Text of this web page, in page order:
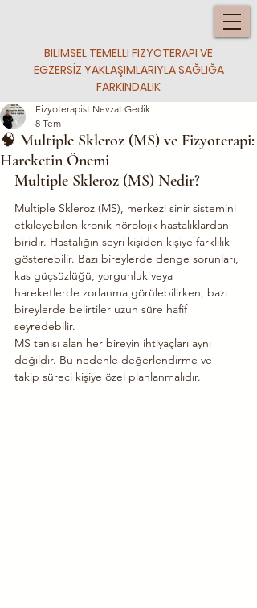
BİLİMSEL TEMELLİ FİZYOTERAPİ VE
EGZERSİZ YAKLAŞIMLARIYLA SAĞLIĞA
FARKINDALIK
🧠 Multiple Skleroz (MS) ve Fizyoterapi:
Hareketin Önemi
Fizyoterapist Nevzat Gedik
8 Tem
Multiple Skleroz (MS) Nedir?
Multiple Skleroz (MS), merkezi sinir sistemini
etkileyebilen kronik nörolojik hastalıklardan
biridir. Hastalığın seyri kişiden kişiye farklılık
gösterebilir. Bazı bireylerde denge sorunları,
kas güçsüzlüğü, yorgunluk veya
hareketlerde zorlanma görülebilirken, bazı
bireylerde belirtiler uzun süre hafif
seyredebilir.
MS tanısı alan her bireyin ihtiyaçları aynı
değildir. Bu nedenle değerlendirme ve
takip süreci kişiye özel planlanmalıdır.